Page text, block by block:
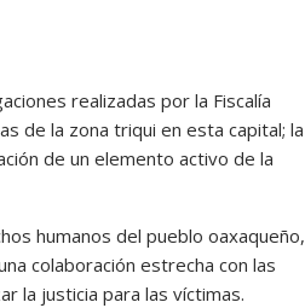
realizadas por la Fiscalía
de la zona triqui en esta capital; la
de un elemento activo de la
humanos del pueblo oaxaqueño,
colaboración estrecha con las
la justicia para las víctimas.